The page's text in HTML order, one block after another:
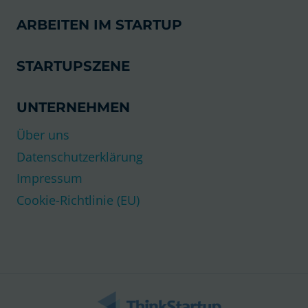
ARBEITEN IM STARTUP
STARTUPSZENE
UNTERNEHMEN
Über uns
Datenschutzerklärung
Impressum
Cookie-Richtlinie (EU)